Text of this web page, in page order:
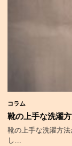
コラム
靴の上手な洗濯
靴の上手な洗濯方
し…